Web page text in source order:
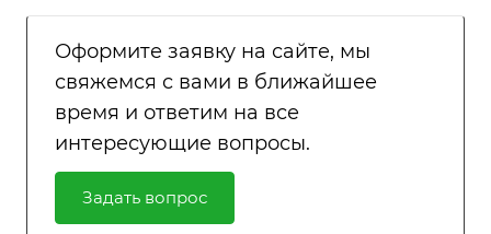
Оформите заявку на сайте, мы
свяжемся с вами в ближайшее
время и ответим на все
интересующие вопросы.
Задать вопрос